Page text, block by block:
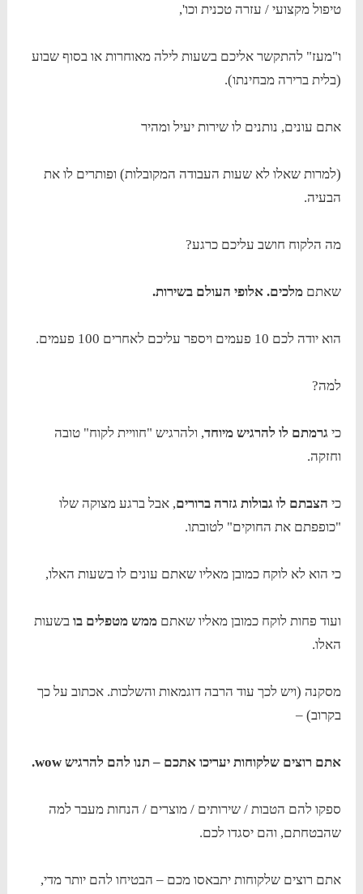
טיפול מקצועי / עזרה טכנית וכו',
ו"מעז" להתקשר אליכם בשעות לילה מאוחרות או בסוף שבוע
(בלית ברירה מבחינתו).
אתם עונים, נותנים לו שירות יעיל ומהיר
(למרות שאלו לא שעות העבודה המקובלות) ופותרים לו את
הבעיה.
מה הלקוח חושב עליכם כרגע?
שאתםמלכים. אלופי העולם בשירות.
הוא יודה לכם 10 פעמים ויספר עליכם לאחרים 100 פעמים.
למה?
כי גרמתם לו להרגיש מיוחד, ולהרגיש "חוויית לקוח" טובה
וחזקה.
כי הצבתם לו גבולות גזרה ברורים, אבל ברגע מצוקה שלו
"כופפתם את החוקים" לטובתו.
כי הוא לא לוקח כמובן מאליו שאתם עונים לו בשעות האלו,
ועוד פחות לוקח כמובן מאליו שאתםממש מטפלים בו בשעות
האלו.
מסקנה (ויש לכך עוד הרבה דוגמאות והשלכות. אכתוב על כך
בקרוב) –
אתם רוצים שלקוחות יעריכו אתכם – תנו להם להרגיש wow.
ספקו להם הטבות / שירותים / מוצרים / הנחות מעבר למה
שהבטחתם, והם יסגדו לכם.
אתם רוצים שלקוחות יתבאסו מכם – הבטיחו להם יותר מדי,